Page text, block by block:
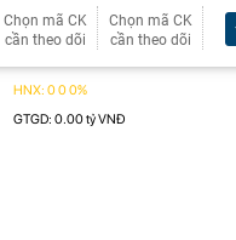
Chọn mã CK
cần theo dõi
Chọn mã CK
cần theo dõi